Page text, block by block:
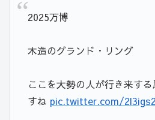
2025万博
木造のグランド・リング
ここを大勢の人が行き来す
すね pic.twitter.com/